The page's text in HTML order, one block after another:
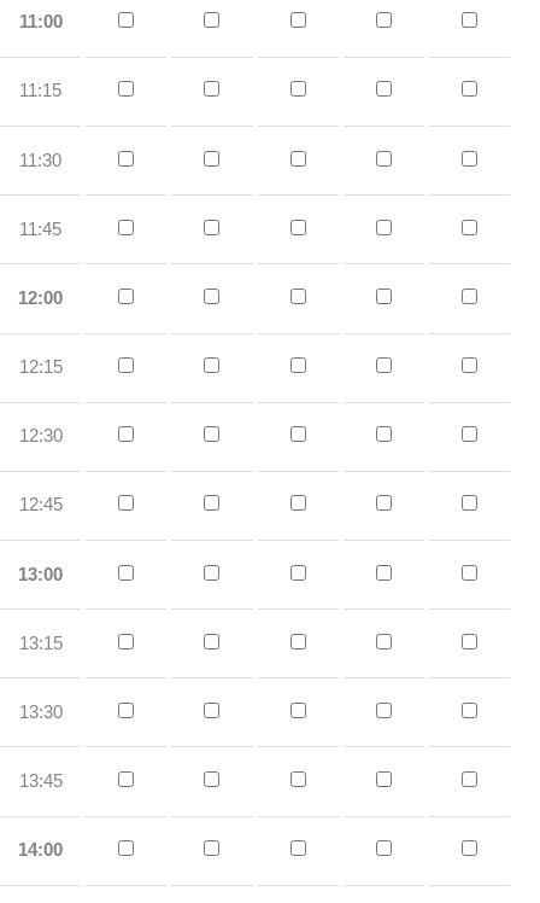
11:00
11:15
11:30
11:45
12:00
12:15
12:30
12:45
13:00
13:15
13:30
13:45
14:00